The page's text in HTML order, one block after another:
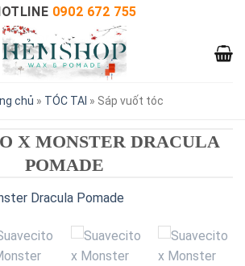
0902 672 755
chủ » TÓC TAI » Sáp vuốt tóc
X MONSTER DRACULA
POMADE